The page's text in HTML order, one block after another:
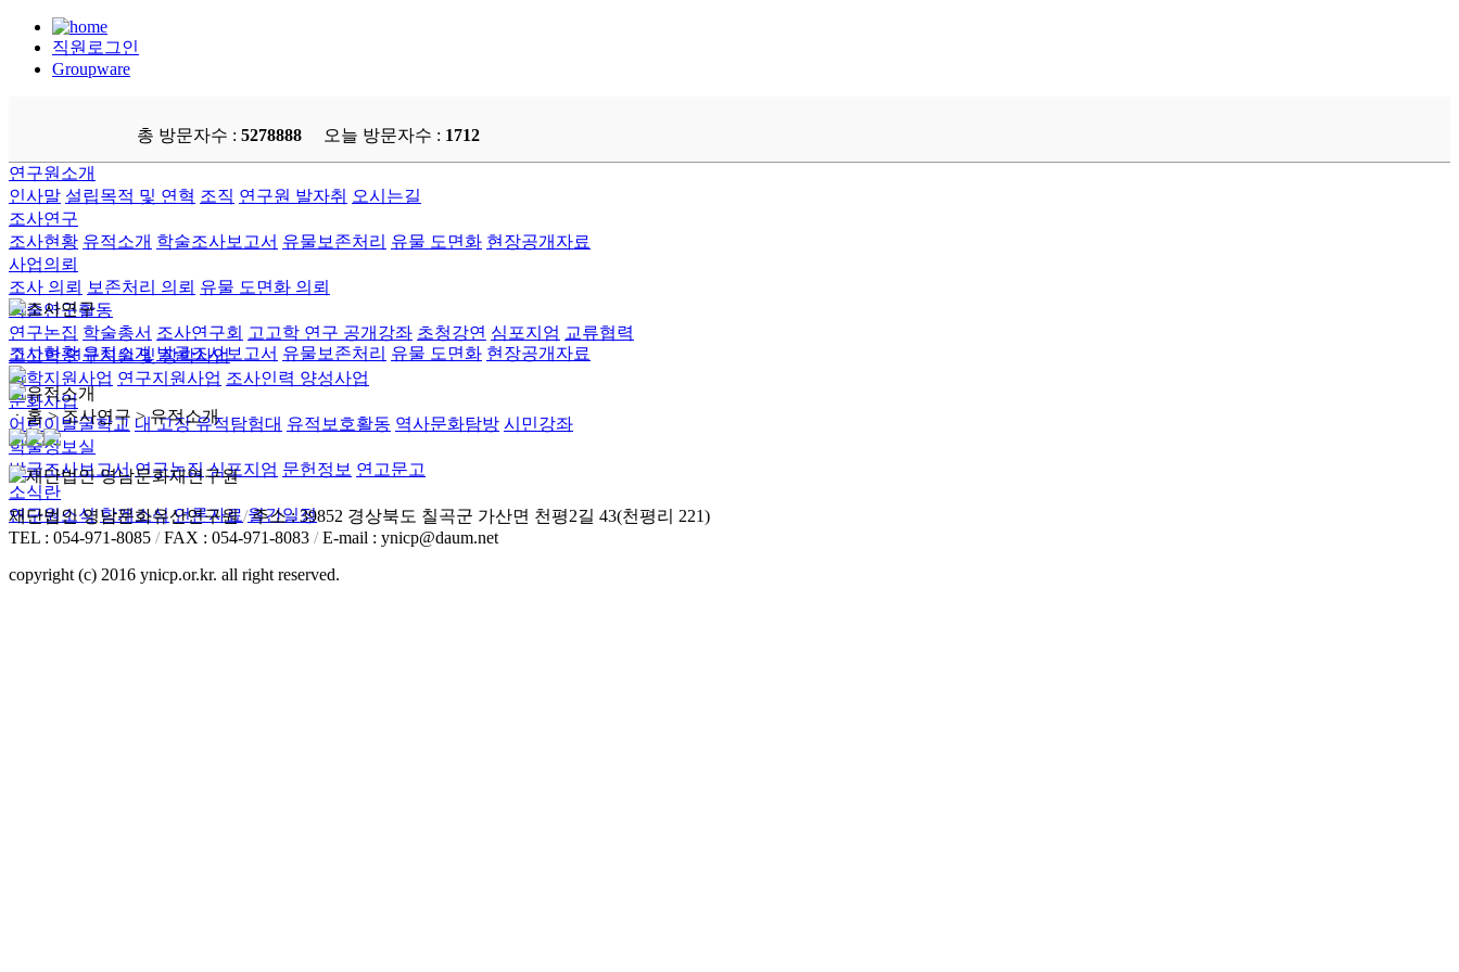
직원로그인
Groupware
총 방문자수 : 5278888 오늘 방문자수 : 1712
연구원소개
인사말 설립목적 및 연혁 조직 연구원 발자취 오시는길
조사연구
조사현황 유적소개 학술조사보고서 유물보존처리 유물 도면화 현장공개자료
사업의뢰
조사 의뢰
보존처리 의뢰 유물 도면화 의뢰
학술연구활동
연구논집 학술총서 조사연구회 고고학 연구 공개강좌 초청강연 심포지엄 교류협력
고고학 연구지원 및 장학사업
장학지원사업 연구지원사업 조사인력 양성사업
문화사업
어린이발굴학교 내 고장 유적탐험대 유적보호활동 역사문화탐방 시민강좌
학술정보실
발굴조사보고서 연구논집 심포지엄 문헌정보 연고문고
소식란
연구원소식 학계소식 언론자료 월간일정
조사현황 유적소개 발굴조사보고서 유물보존처리 유물 도면화 현장공개자료
ㆍ홈 > 조사연구 >유적소개
재단법인 영남문화유산연구원/주소 : 39852 경상북도 칠곡군 가산면 천평2길 43(천평리 221)
TEL : 054-971-8085 /FAX : 054-971-8083 /E-mail : ynicp@daum.net
copyright (c) 2016 ynicp.or.kr. all right reserved.